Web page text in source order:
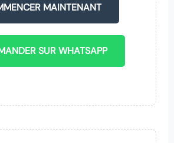
MAINTENANT
SUR WHATSAPP